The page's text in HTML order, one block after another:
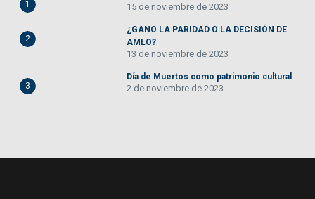
1 15 de noviembre de 2023
2
¿GANO LA PARIDAD O LA DECISIÓN DE
AMLO?
13 de noviembre de 2023
3
Día de Muertos como patrimonio cultural
2 de noviembre de 2023